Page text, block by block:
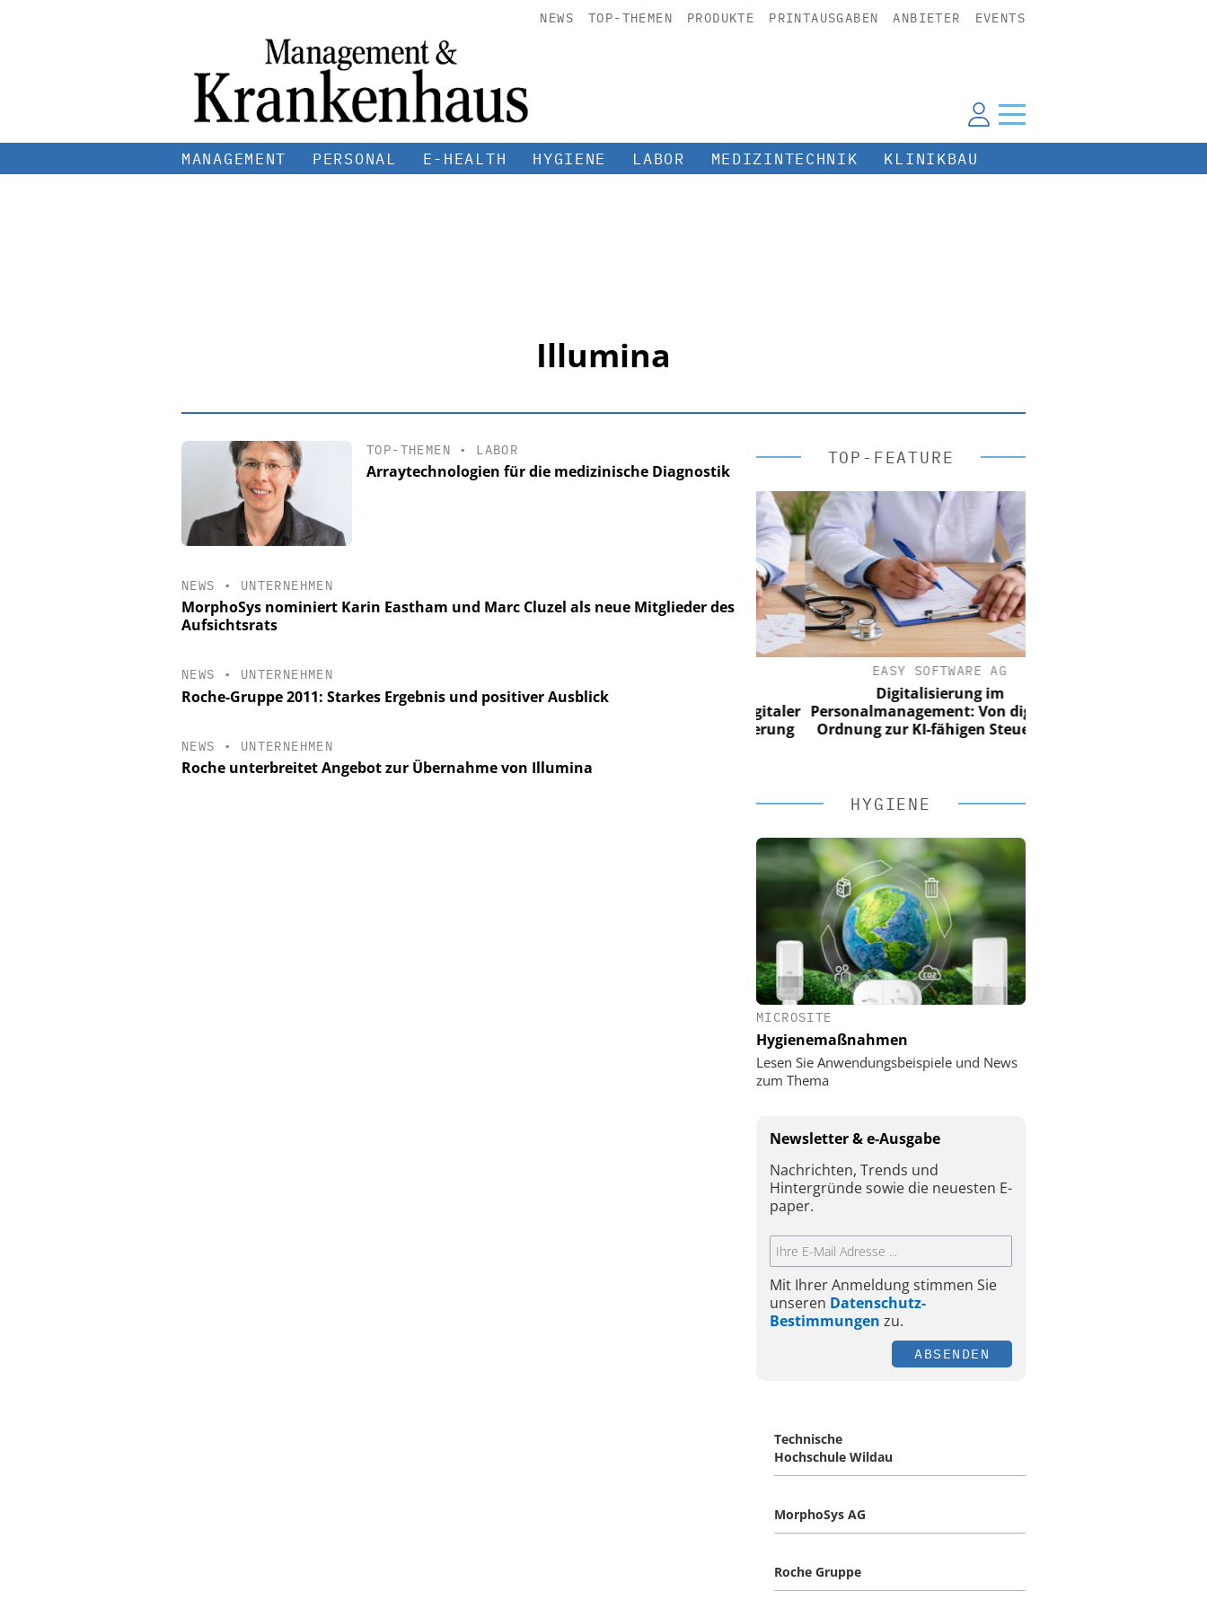
NEWS TOP-THEMEN PRODUKTE PRINTAUSGABEN ANBIETER EVENTS
MANAGEMENT PERSONAL E-HEALTH HYGIENE LABOR MEDIZINTECHNIK KLINIKBAU
Illumina
TOP-THEMEN • LABOR
Arraytechnologien für die medizinische Diagnostik
NEWS • UNTERNEHMEN
MorphoSys nominiert Karin Eastham und Marc Cluzel als neue Mitglieder des
Aufsichtsrats
NEWS • UNTERNEHMEN
Roche-Gruppe 2011: Starkes Ergebnis und positiver Ausblick
NEWS • UNTERNEHMEN
Roche unterbreitet Angebot zur Übernahme von Illumina
TOP-FEATURE
EASY SOFTWARE AG
Digitalisierung im
Personalmanagement: Von digitaler
Digitalisierung im
Personalmanagement: Von digitaler
EASY SOFTWARE AG
Digitalisierung im
Personalmanagement: Von digitaler
Ordnung zur KI-fähigen Steuerung
HYGIENE
MICROSITE
Hygienemaßnahmen
Lesen Sie Anwendungsbeispiele und News
zum Thema
Newsletter & e-Ausgabe
Nachrichten, Trends und
Hintergründe sowie die neuesten E-
paper.
Mit Ihrer Anmeldung stimmen Sie
unseren Datenschutz-
Bestimmungen zu.
ABSENDEN
Technische
Hochschule Wildau
MorphoSys AG
Roche Gruppe